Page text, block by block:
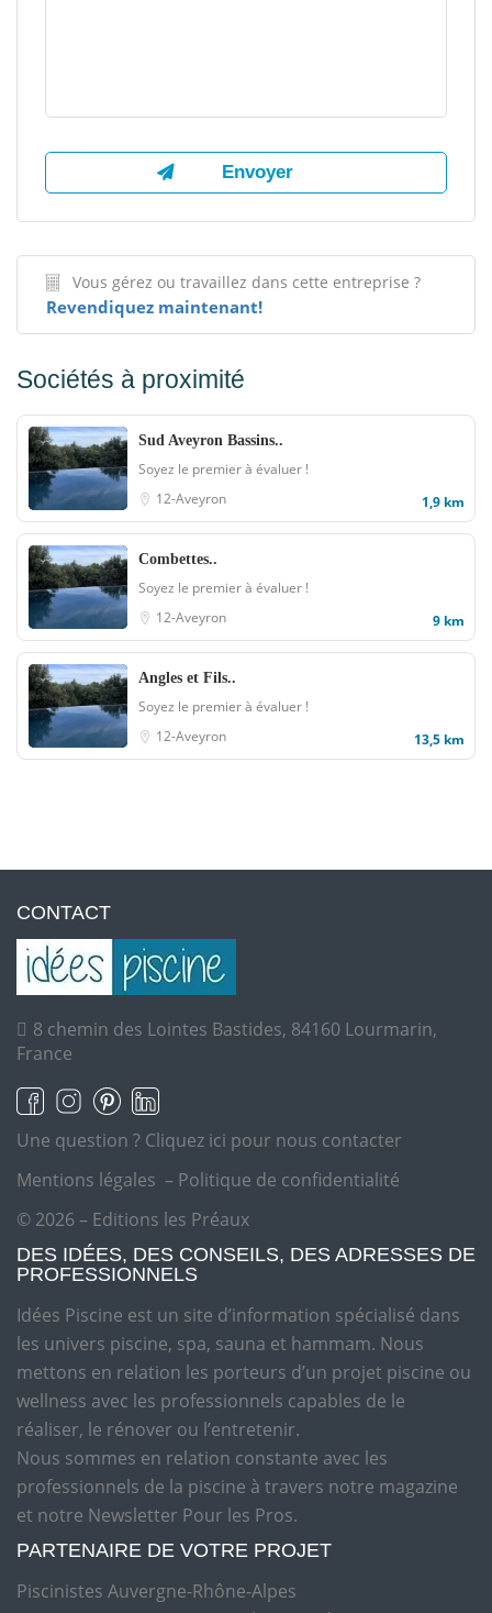
Vous gérez ou travaillez dans cette entreprise ?
Revendiquez maintenant!
Sociétés à proximité
Sud Aveyron Bassins..
Soyez le premier à évaluer !
12-Aveyron
1,9 km
Combettes..
Soyez le premier à évaluer !
12-Aveyron
9 km
Angles et Fils..
Soyez le premier à évaluer !
12-Aveyron
13,5 km
CONTACT
8 chemin des Lointes Bastides, 84160 Lourmarin,
France
Une question ? Cliquez ici pour nous contacter
Mentions légales – Politique de confidentialité
© 2026 – Editions les Préaux
DES IDÉES, DES CONSEILS, DES ADRESSES DE
PROFESSIONNELS
Idées Piscine est un site d’information spécialisé dans
les univers piscine, spa, sauna et hammam. Nous
mettons en relation les porteurs d’un projet piscine ou
wellness avec les professionnels capables de le
réaliser, le rénover ou l’entretenir.
Nous sommes en relation constante avec les
professionnels de la piscine à travers notre magazine
et notre Newsletter Pour les Pros.
PARTENAIRE DE VOTRE PROJET
Piscinistes Auvergne-Rhône-Alpes